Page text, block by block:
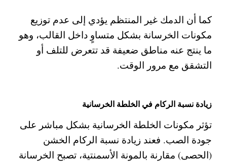
كما أن الدمك غير المنتظم يؤدي إلى عدم توزيع
مكونات الخرسانة بشكل متساوٍ داخل القالب، وهو
ما ينتج عنه مناطق ضعيفة قد تتعرض للتلف أو
التشقق مع مرور الوقت.
زيادة نسبة الركام في الخلطة الخرسانية
تؤثر مكونات الخلطة الخرسانية بشكل مباشر على
جودة الصب. فعند زيادة نسبة الركام الخشن
(الحصى) مقارنة بالمونة الأسمنتية، تصبح الخرسانة